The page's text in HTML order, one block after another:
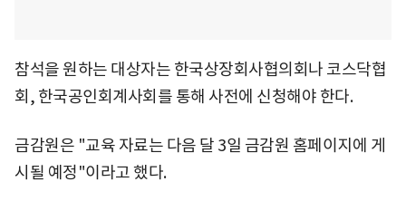
참석을 원하는 대상자는 한국상장회사협의회나 코스닥협
회, 한국공인회계사회를 통해 사전에 신청해야 한다.
금감원은 "교육 자료는 다음 달 3일 금감원 홈페이지에 게
시될 예정"이라고 했다.